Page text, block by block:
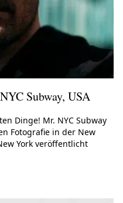
Subway, USA
Dinge! Mr. NYC Subway
Fotografie in der New
York veröffentlicht